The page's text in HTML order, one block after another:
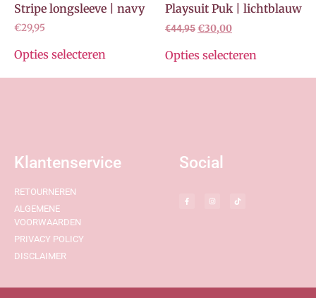
Stripe longsleeve | navy
€29,95
Opties selecteren
Playsuit Puk | lichtblauw
€44,95 €30,00
Opties selecteren
Klantenservice
RETOURNEREN
ALGEMENE
VOORWAARDEN
PRIVACY POLICY
DISCLAIMER
Social